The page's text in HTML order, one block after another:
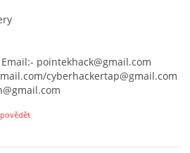
pointekhack@gmail.com
cyberhackertap@gmail.com